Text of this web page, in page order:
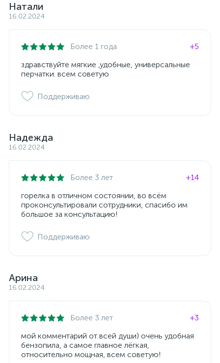
Натали
16.02.2024
Более 1 года
+5
здравствуйте мягкие ,удобные, универсальные
перчатки. всем советую
Поддерживаю
Надежда
16.02.2024
Более 3 лет
+14
горелка в отличном состоянии, во всём
проконсультировали сотрудники, спасибо им
большое за консультацию!
Поддерживаю
Арина
16.02.2024
Более 3 лет
+3
мой комментарий от всей души) очень удобная
бензопила, а самое главное лёгкая,
относительно мощная, всем советую!